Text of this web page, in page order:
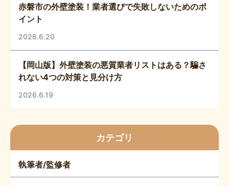
赤磐市の外壁塗装！業者選びで失敗しないためのポ
イント
2026.6.20
【岡山版】外壁塗装の悪質業者リストはある？騙さ
れない4つの対策と見分け方
2026.6.19
カテゴリ
執筆者/監修者